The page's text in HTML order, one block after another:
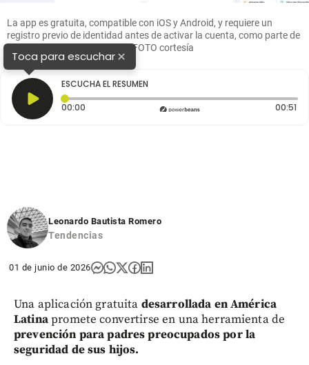
La app es gratuita, compatible con iOS y Android, y requiere un
registro previo de identidad antes de activar la cuenta, como parte de
sus protocolos de seguridad. FOTO cortesía
Toca para escuchar×
ESCUCHA EL RESUMEN
00:00 Tiempo transcurrido: 0 segundos 00:51
Leonardo Bautista Romero
Tendencias
01 de junio de 2026
Una aplicación gratuita desarrollada en América
Latinapromete convertirse en una herramienta de
prevención para padres preocupados por la
seguridad de sus hijos.